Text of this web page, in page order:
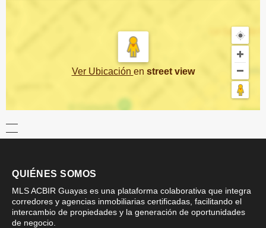
Ver Ubicación en street view
QUIÉNES SOMOS
MLS ACBIR Guayas es una plataforma colaborativa que integra
corredores y agencias inmobiliarias certificadas, facilitando el
intercambio de propiedades y la generación de oportunidades
de negocio.